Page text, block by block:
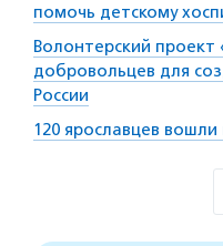
помочь детскому
Волонтерский проект
добровольцев для
России
120 ярославцев